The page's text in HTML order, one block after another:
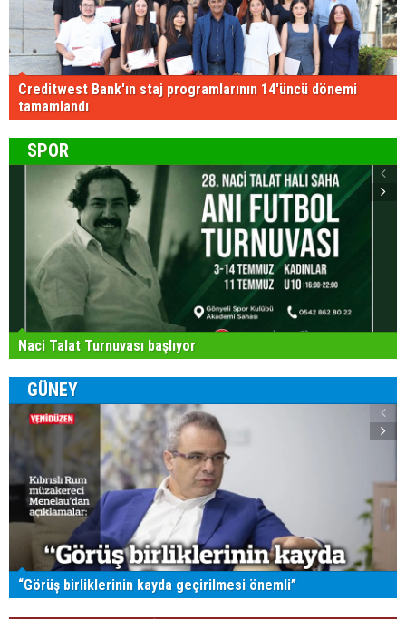
Creditwest Bank'ın staj programlarının 14'üncü dönemi
tamamlandı
SPOR
Naci Talat Turnuvası başlıyor
GÜNEY
“Görüş birliklerinin kayda geçirilmesi önemli”